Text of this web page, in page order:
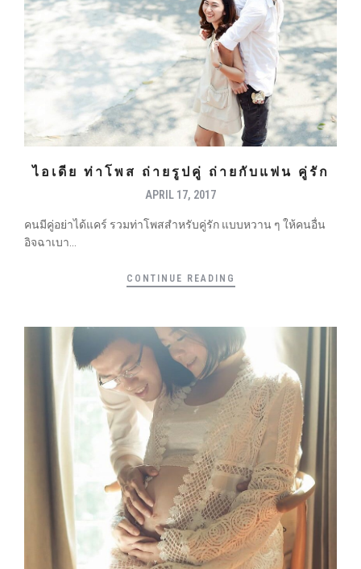
ไอเดีย ท่าโพส ถ่ายรูปคู่ ถ่ายกับแฟน คู่รัก
APRIL 17, 2017
คนมีคู่อย่าได้แคร์ รวมท่าโพสสำหรับคู่รัก แบบหวาน ๆ ให้คนอื่น
อิจฉาเบา...
CONTINUE READING